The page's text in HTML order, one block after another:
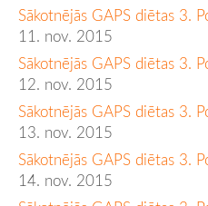
Sākotnējās GAPS diētas 3.
11. nov. 2015
Sākotnējās GAPS diētas 3.
12. nov. 2015
Sākotnējās GAPS diētas 3.
13. nov. 2015
Sākotnējās GAPS diētas 3.
14. nov. 2015